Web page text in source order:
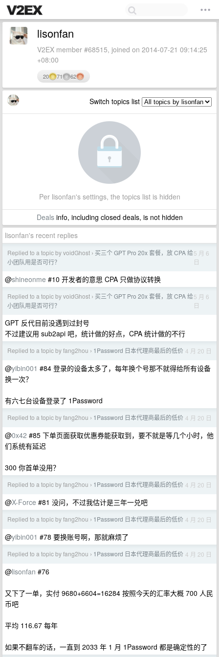
lisonfan
V2EX member #68515, joined on 2014-07-21 09:14:25
+08:00
20 71 62
Switch topics list
Per lisonfan's settings, the topics list is hidden
Dealsinfo, including closed deals, is not hidden
lisonfan's recent replies
Replied to a topic by voidGhost › 买三个 GPT Pro 20x 套餐，放 CPA 给
小团队用是否可行？
5 月 6
日
@shineonme #10 开发者的意思 CPA 只做协议转换
Replied to a topic by voidGhost › 买三个 GPT Pro 20x 套餐，放 CPA 给
小团队用是否可行？
5 月 6
日
GPT 反代目前没遇到过封号
不过建议用 sub2api 吧，统计做的好点，CPA 统计做的不行
Replied to a topic by fang2hou › 1Password 日本代理商最后的低价 4 月 20 日
@yibin001 #84 登录的设备太多了，每年换个号那不就得给所有设备
换一次？
有六七台设备登录了 1Password
Replied to a topic by fang2hou › 1Password 日本代理商最后的低价 4 月 20 日
@0x42 #85 下单页面获取优惠券能获取到，要不就是等几个小时，他
们系统有延迟
300 你首单没用？
Replied to a topic by fang2hou › 1Password 日本代理商最后的低价 4 月 20 日
@X-Force #81 没问，不过我估计是三年一兑吧
Replied to a topic by fang2hou › 1Password 日本代理商最后的低价 4 月 20 日
@yibin001 #78 要换账号啊，那就麻烦了
Replied to a topic by fang2hou › 1Password 日本代理商最后的低价 4 月 20 日
@lisonfan #76
又下了一单，实付 9680+6604=16284 按照今天的汇率大概 700 人民
币吧
平均 116.67 每年
如果不翻车的话，一直到 2033 年 1 月 1Password 都是确定性的了